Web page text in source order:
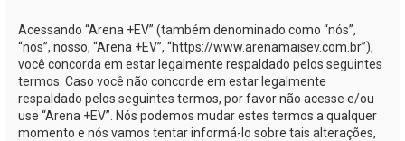
Acessando “Arena +EV” (também denominado como “nós”,
“nos”, nosso, “Arena +EV”, “https://www.arenamaisev.com.br”),
você concorda em estar legalmente respaldado pelos seguintes
termos. Caso você não concorde em estar legalmente
respaldado pelos seguintes termos, por favor não acesse e/ou
use “Arena +EV”. Nós podemos mudar estes termos a qualquer
momento e nós vamos tentar informá-lo sobre tais alterações,